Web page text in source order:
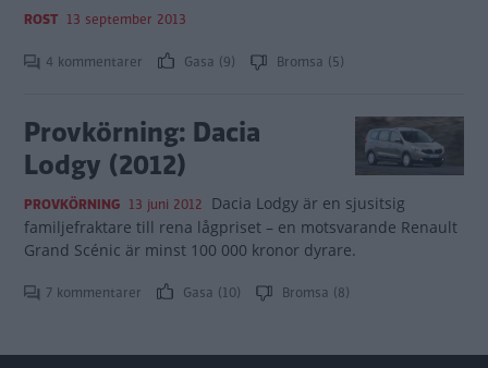
ROST 13 september 2013
4 kommentarer Gasa (9) Bromsa (5)
Provkörning: Dacia
Lodgy (2012)
PROVKÖRNING 13 juni 2012 Dacia Lodgy är en sjusitsig
familjefraktare till rena lågpriset – en motsvarande Renault
Grand Scénic är minst 100 000 kronor dyrare.
7 kommentarer Gasa (10) Bromsa (8)